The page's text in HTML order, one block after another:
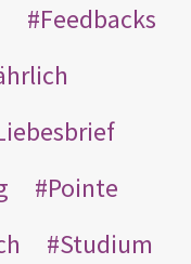
Feedbacks
Pointe
Studium